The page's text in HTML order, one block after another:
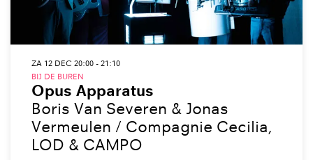
Opus Apparatus
Boris Van Severen & Jonas
Vermeulen / Compagnie Cecilia,
LOD & CAMPO
BIJ DE BUREN
ZA 12 DEC 20:00 - 21:10